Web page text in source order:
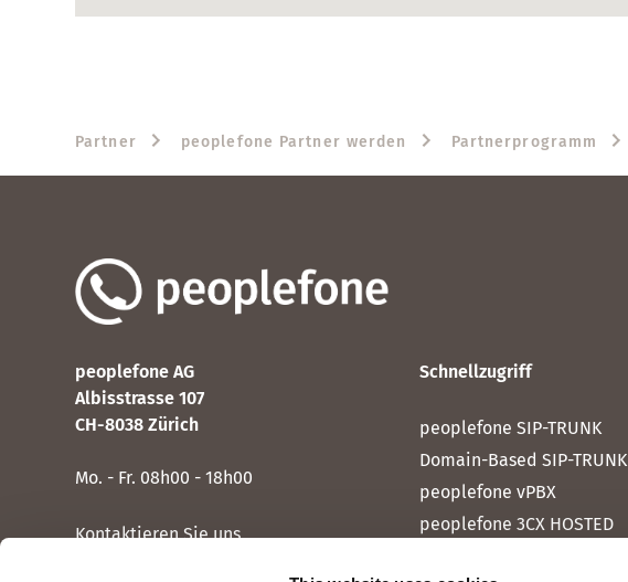
Partner peoplefone Partner werden Partnerprogramm
peoplefone AG
Albisstrasse 107
CH-8038 Zürich
Mo. - Fr. 08h00 - 18h00
Kontaktieren Sie uns
Schnellzugriff
peoplefone SIP-TRUNK
Domain-Based SIP-TRUNK
peoplefone vPBX
peoplefone 3CX HOSTED